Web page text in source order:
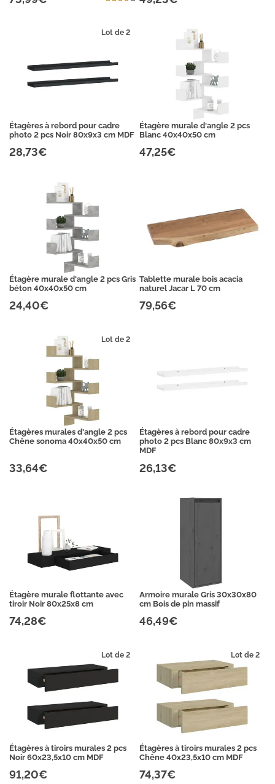
Lot de 2
Étagères à rebord pour cadre
photo 2 pcs Noir 80x9x3 cm MDF
28,73€
Étagère murale d'angle 2 pcs
Blanc 40x40x50 cm
47,25€
Étagère murale d'angle 2 pcs Gris
béton 40x40x50 cm
24,40€
Tablette murale bois acacia
naturel Jacar L 70 cm
79,56€
Lot de 2
Étagères murales d'angle 2 pcs
Chêne sonoma 40x40x50 cm
33,64€
Étagères à rebord pour cadre
photo 2 pcs Blanc 80x9x3 cm
MDF
26,13€
Étagère murale flottante avec
tiroir Noir 80x25x8 cm
74,28€
Armoire murale Gris 30x30x80
cm Bois de pin massif
46,49€
Lot de 2
Étagères à tiroirs murales 2 pcs
Noir 60x23,5x10 cm MDF
91,20€
Lot de 2
Étagères à tiroirs murales 2 pcs
Chêne 40x23,5x10 cm MDF
74,37€